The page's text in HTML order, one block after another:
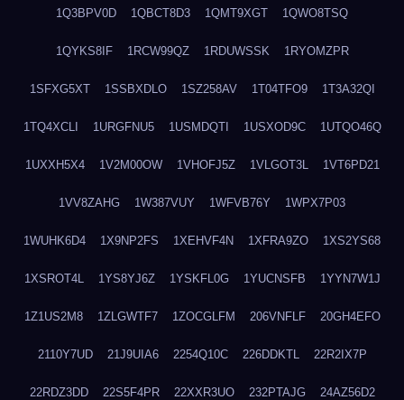
1Q3BPV0D 1QBCT8D3 1QMT9XGT 1QWO8TSQ
1QYKS8IF 1RCW99QZ 1RDUWSSK 1RYOMZPR
1SFXG5XT 1SSBXDLO 1SZ258AV 1T04TFO9 1T3A32QI
1TQ4XCLI 1URGFNU5 1USMDQTI 1USXOD9C 1UTQO46Q
1UXXH5X4 1V2M00OW 1VHOFJ5Z 1VLGOT3L 1VT6PD21
1VV8ZAHG 1W387VUY 1WFVB76Y 1WPX7P03
1WUHK6D4 1X9NP2FS 1XEHVF4N 1XFRA9ZO 1XS2YS68
1XSROT4L 1YS8YJ6Z 1YSKFL0G 1YUCNSFB 1YYN7W1J
1Z1US2M8 1ZLGWTF7 1ZOCGLFM 206VNFLF 20GH4EFO
2110Y7UD 21J9UIA6 2254Q10C 226DDKTL 22R2IX7P
22RDZ3DD 22S5F4PR 22XXR3UO 232PTAJG 24AZ56D2